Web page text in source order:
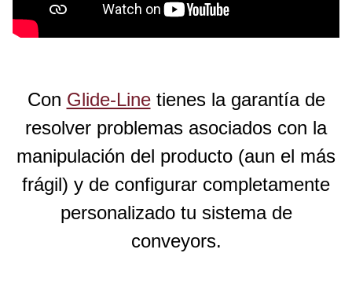
Con Glide-Linetienes la garantía de
resolver problemas asociados con la
manipulación del producto (aun el más
frágil) y de configurar completamente
personalizado tu sistema de
conveyors.